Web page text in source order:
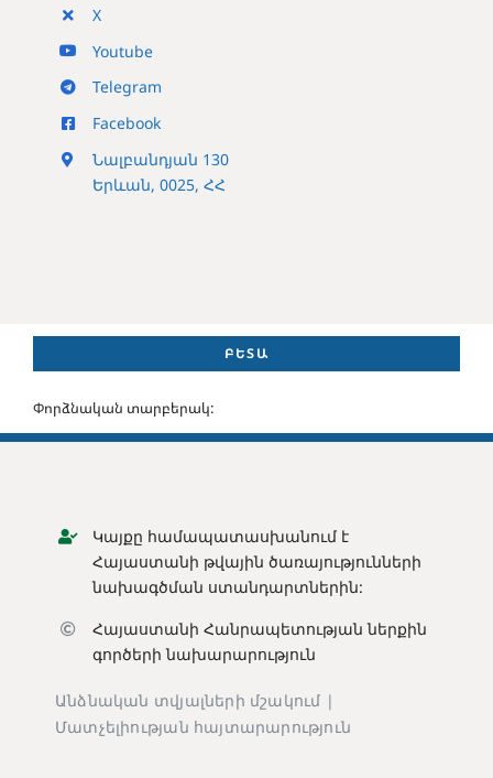
X
Youtube
Telegram
Facebook
Նալբանդյան 130
Երևան, 0025, ՀՀ
ԲԵՏԱ
Փորձնական տարբերակ:
Կայքը համապատասխանում է
Հայաստանի թվային ծառայությունների
նախագծման ստանդարտներին:
Հայաստանի Հանրապետության ներքին
գործերի նախարարություն
Անձնական տվյալների մշակում |
Մատչելիության հայտարարություն